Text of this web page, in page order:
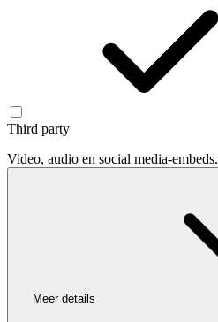
Third party
Video, audio en social media-embeds.
Meer details